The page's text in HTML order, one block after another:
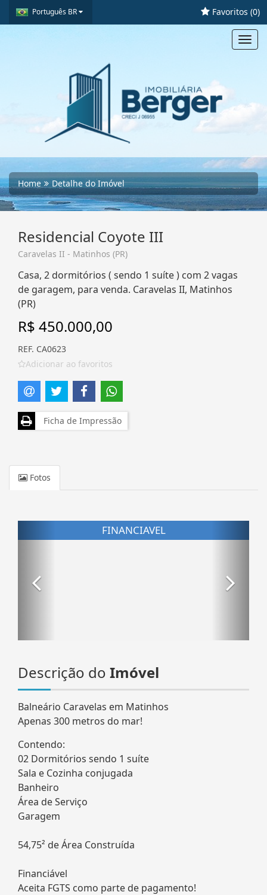
Português BR Favoritos (0)
Home Detalhe do Imóvel
Residencial Coyote III
Caravelas II - Matinhos (PR)
Casa, 2 dormitórios ( sendo 1 suíte ) com 2 vagas
de garagem, para venda. Caravelas II, Matinhos
(PR)
R$ 450.000,00
REF. CA0623
Adicionar ao favoritos
Ficha de Impressão
Fotos
Descrição do Imóvel
Balneário Caravelas em Matinhos
Apenas 300 metros do mar!
Contendo:
02 Dormitórios sendo 1 suíte
Sala e Cozinha conjugada
Banheiro
Área de Serviço
Garagem
54,75² de Área Construída
Financiável
Aceita FGTS como parte de pagamento!